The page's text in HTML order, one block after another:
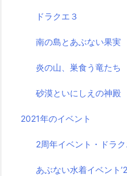
ドラクエ３
南の島とあぶない果実
炎の山、巣食う竜たち
砂漠といにしえの神殿
2021年のイベント
2周年イベント・ドラ
あぶない水着イベント